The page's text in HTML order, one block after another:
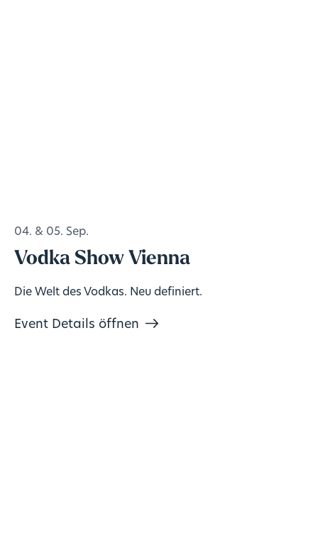
04. & 05. Sep.
Vodka Show Vienna
Die Welt des Vodkas. Neu definiert.
Event Details öffnen